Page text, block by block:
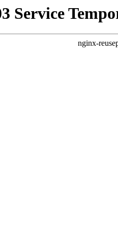
Service
nginx-